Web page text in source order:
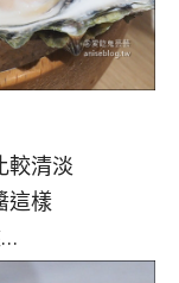
較清淡
這樣